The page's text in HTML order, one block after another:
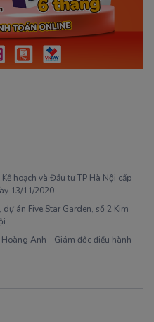
hoạch và Đầu tư TP Hà Nội cấp
13/11/2020
án Five Star Garden, số 2 Kim
Anh - Giám đốc điều hành